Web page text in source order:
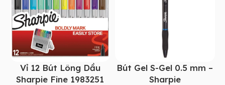
Vỉ 12 Bút Lông Dầu
Sharpie Fine 1983251
Bút Gel S-Gel 0.5 mm –
Sharpie